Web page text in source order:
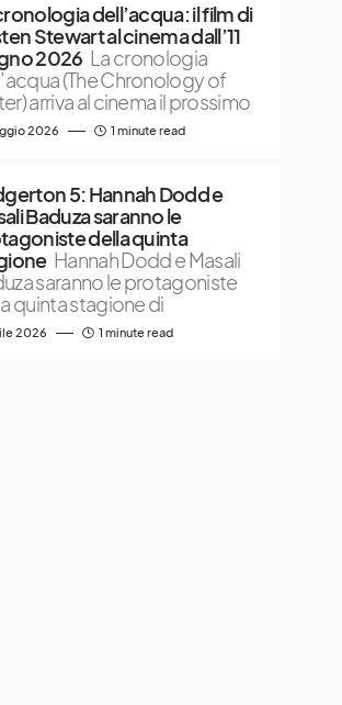
dell’acqua: il film di
Stewart al cinema dall’11
2026 La cronologia
(The Chronology of
arriva al cinema il prossimo
2026 1 minute read
5: Hannah Dodd e
Baduza saranno le
della quinta
Hannah Dodd e Masali
saranno le protagoniste
quinta stagione di
2026 1 minute read